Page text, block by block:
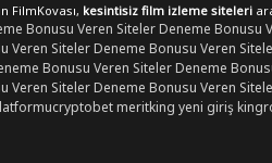
FilmKovası, kesintisiz film izleme siteleri
Bonusu Veren SitelerDeneme Bonusu
Veren SitelerDeneme Bonusu Veren
Bonusu Veren SitelerDeneme
Veren SitelerDeneme Bonusu Veren
cryptobetmeritking yeni giriş